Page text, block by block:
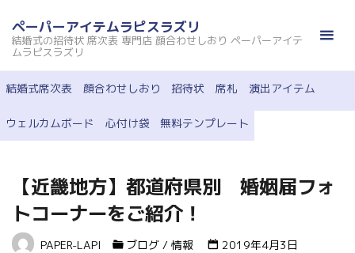
ン
ツ
へ
ス
ペーパーアイテムラピスラズリ
結婚式の招待状 席次表 専門店 顔合わせしおり ペーパーアイテ
ムラピスラズリ
結婚式席次表 顔合わせしおり 招待状 席札 演出アイテム
ウェルカムボード 心付け袋 無料テンプレート
【近畿地方】都道府県別 婚姻届フォ
トコーナーをご紹介！
PAPER-LAPI ブログ / 情報 2019年4月3日